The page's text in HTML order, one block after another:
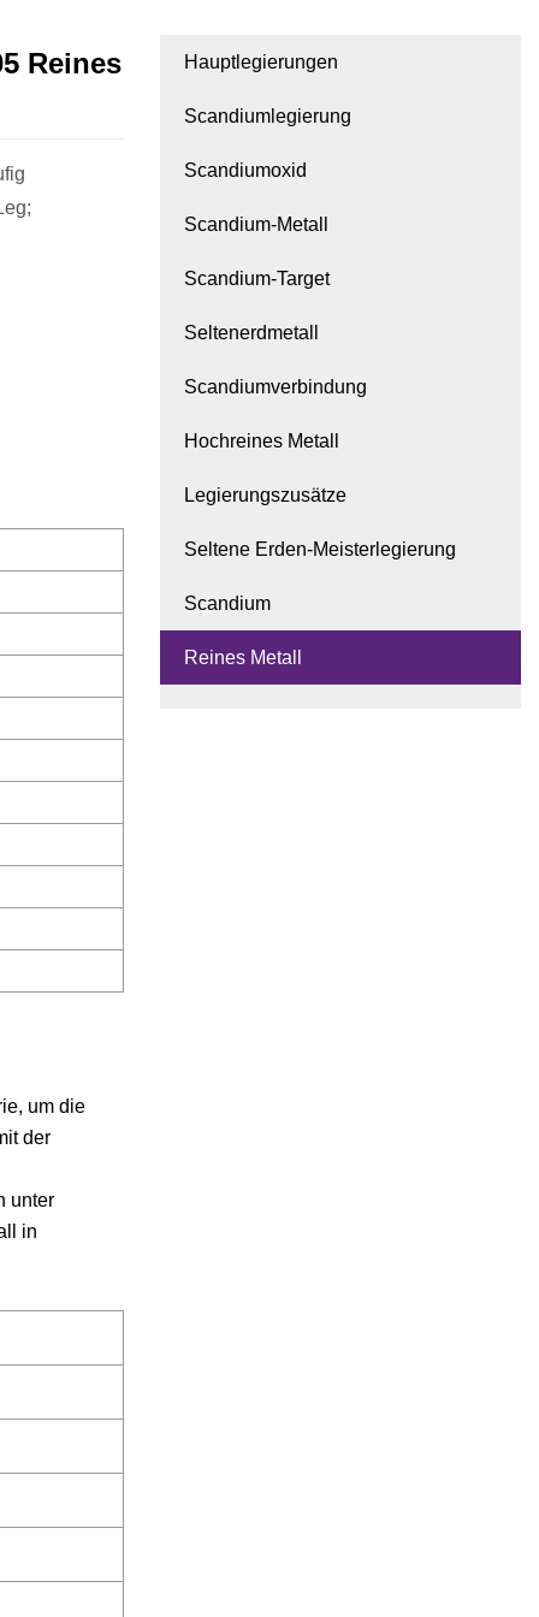
Reines
um die
der
unter
in
Hauptlegierungen
Scandiumlegierung
Scandiumoxid
Scandium-Metall
Scandium-Target
Seltenerdmetall
Scandiumverbindung
Hochreines Metall
Legierungszusätze
Seltene Erden-Meisterlegierung
Scandium
Reines Metall